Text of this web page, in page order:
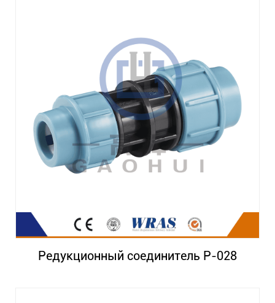
Редукционный соединитель P-028